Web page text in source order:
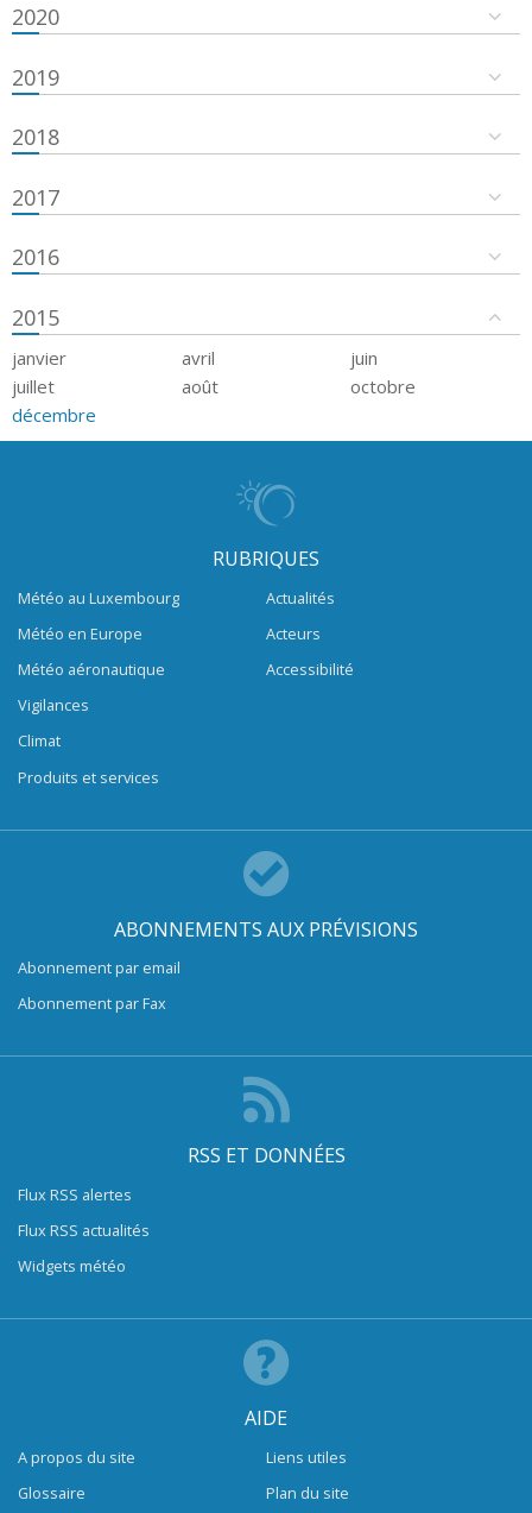
2020
2019
2018
2017
2016
2015
janvier avril
juin
juillet
août
octobre
décembre
RUBRIQUES
Météo au Luxembourg
Météo en Europe
Météo aéronautique
Vigilances
Climat
Produits et services
Actualités
Acteurs
Accessibilité
ABONNEMENTS AUX PRÉVISIONS
Abonnement par email
Abonnement par Fax
RSS ET DONNÉES
Flux RSS alertes
Flux RSS actualités
Widgets météo
AIDE
A propos du site
Glossaire
Liens utiles
Plan du site